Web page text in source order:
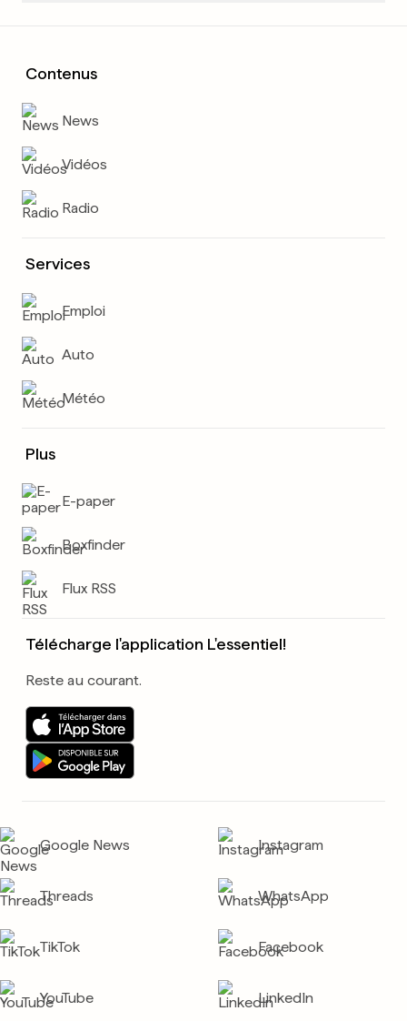
Contenus
News
Vidéos
Radio
Services
Emploi
Auto
Météo
Plus
E-paper
Boxfinder
Flux RSS
Télécharge l'application L'essentiel!
Reste au courant.
Google News Instagram
Threads WhatsApp
TikTok Facebook
YouTube LinkedIn